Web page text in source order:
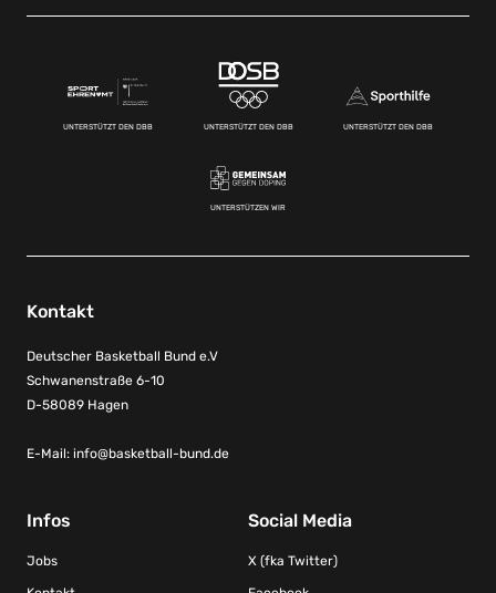
UNTERSTÜTZT DEN DBB UNTERSTÜTZT DEN DBB UNTERSTÜTZT DEN DBB
UNTERSTÜTZEN WIR
Kontakt
Deutscher Basketball Bund e.V
Schwanenstraße 6-10
D-58089 Hagen
E-Mail: info@basketball-bund.de
Infos
Jobs
Social Media
X (fka Twitter)